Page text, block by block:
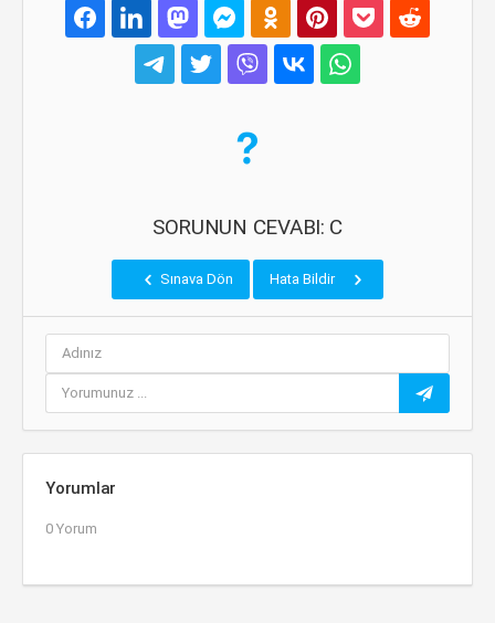
SORUNUN CEVABI: C
Sınava Dön Hata Bildir
Yorumlar
0 Yorum